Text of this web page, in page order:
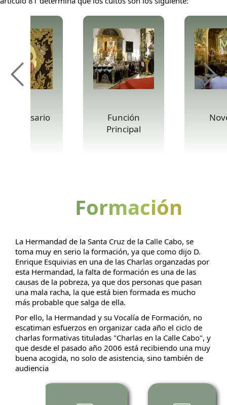
Rosario
Función
Principal
Formación
La Hermandad de la Santa Cruz de la Calle Cabo, se
toma muy en serio la formación, ya que como dijo D.
Enrique Esquivias en una de las Charlas organzadas por
esta Hermandad, la falta de formación es una de las
causas de la pobreza, ya que dos personas que pasan
una mala racha, la que está bien formada es mucho
más probable que salga de ella.
Por ello, la Hermandad y su Vocalía de Formación, no
escatiman esfuerzos en organizar cada año el ciclo de
charlas formativas tituladas "Charlas en la Calle Cabo", y
que desde el pasado año 2006 está recibiendo una muy
buena acogida, no solo de asistencia, sino también de
audiencia